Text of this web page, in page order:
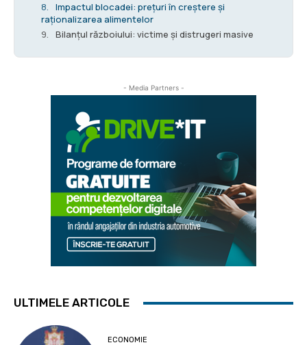
Impactul blocadei: prețuri în creștere și
raționalizarea alimentelor
Bilanțul războiului: victime și distrugeri masive
- Media Partners -
ULTIMELE ARTICOLE
ECONOMIE